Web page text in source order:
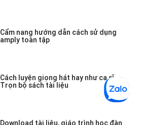
Cẩm nang hướng dẫn cách sử dụng
amply toàn tập
Cách luyện giọng hát hay như ca sĩ -
Trọn bộ sách tài liệu